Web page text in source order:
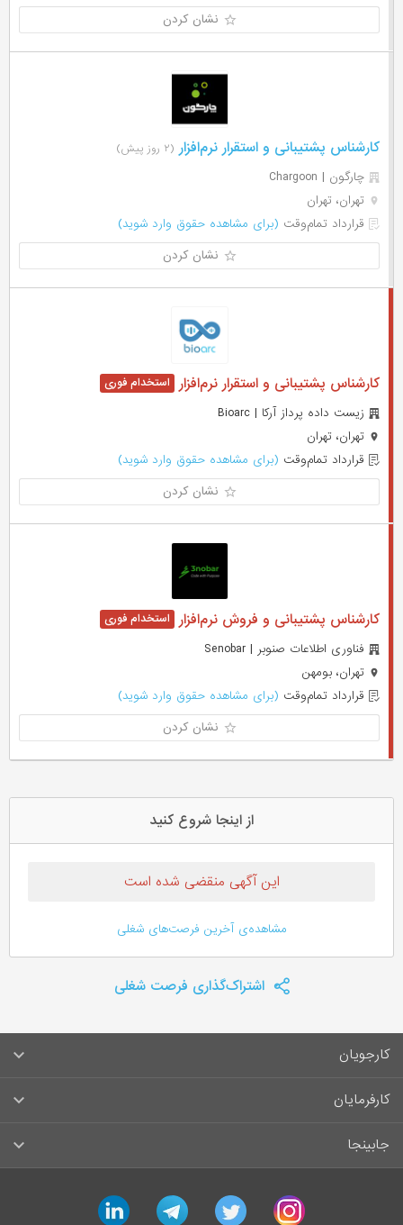
نشان کردن
کارشناس پشتیبانی و استقرار نرم‌افزار (۲ روز پیش)
چارگون | Chargoon
تهران، تهران
قرارداد تمام‌وقت (برای مشاهده حقوق وارد شوید)
نشان کردن
کارشناس پشتیبانی و استقرار نرم‌افزار
زیست داده پرداز آرکا | Bioarc
تهران، تهران
قرارداد تمام‌وقت (برای مشاهده حقوق وارد شوید)
نشان کردن
کارشناس پشتیبانی و فروش نرم‌افزار
فناوری اطلاعات صنوبر | Senobar
تهران، بومهن
قرارداد تمام‌وقت (برای مشاهده حقوق وارد شوید)
نشان کردن
از اینجا شروع کنید
این آگهی منقضی شده است
مشاهده‌ی آخرین فرصت‌های شغلی
اشتراک‌گذاری فرصت شغلی
کارجویان
سوالات متداول کارجویان
لیست مشاغل
آگهی‌های استخدام
کارفرمایان
راهنمای ثبت آگهی استخدام
قوانین و مقررات کارفرمایان
جابینجا
instagram
twitter
telegram
linkedin